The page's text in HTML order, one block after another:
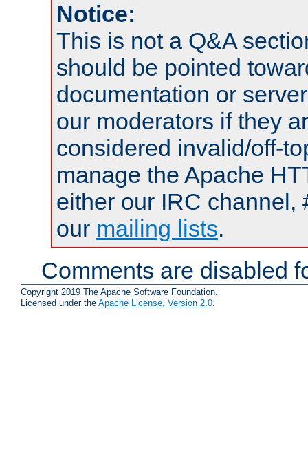
Notice:
This is not a Q&A
should be pointed
documentation or
our moderators if they
considered invalid/off-
manage the Apache
either our IRC channel,
our mailing lists.
Comments are disabled
Copyright 2019 The Apache Software Foundation.
Licensed under the Apache License, Version 2.0.